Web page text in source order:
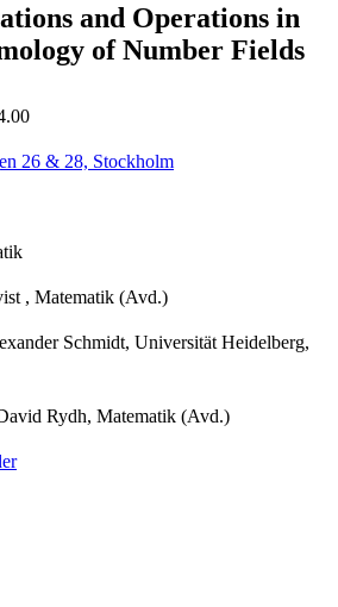
and Operations in
of Number Fields
26 & 28, Stockholm
, Matematik (Avd.)
Schmidt, Universität Heidelberg,
Rydh, Matematik (Avd.)